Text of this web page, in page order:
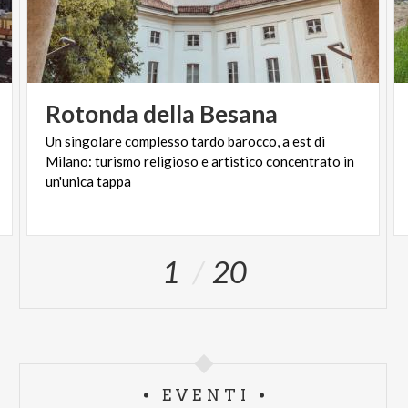
Rotonda della Besana
Un singolare complesso tardo barocco, a est di
Milano: turismo religioso e artistico concentrato in
un'unica tappa
1 20
EVENTI